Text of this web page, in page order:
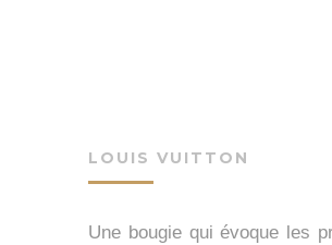
LOUIS VUITTON
Une bougie qui évoque les